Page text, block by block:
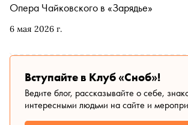
6 мая 2026 г.
Опера Чайковского в «Зарядье»
Вступайте в Клуб «Сноб»!
Ведите блог, рассказывайте о себе,
интересными людьми на сайте и